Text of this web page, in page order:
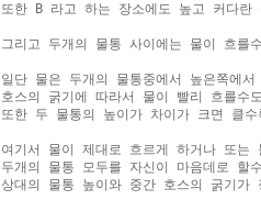
또한 B 라고 하는 장소에도 높고 커다란
그리고 두개의 물통 사이에는 물이 흐를
일단 물은 두개의 물통중에서 높은쪽에
호스의 굵기에 따라서 물이 빨리 흐를
또한 두 물통의 높이가 차이가 크면 클
여기서 물이 제대로 흐르게 하거나 또는
두개의 물통 모두를 자신이 마음데로 할
상대의 물통 높이와 중간 호스의 굵기